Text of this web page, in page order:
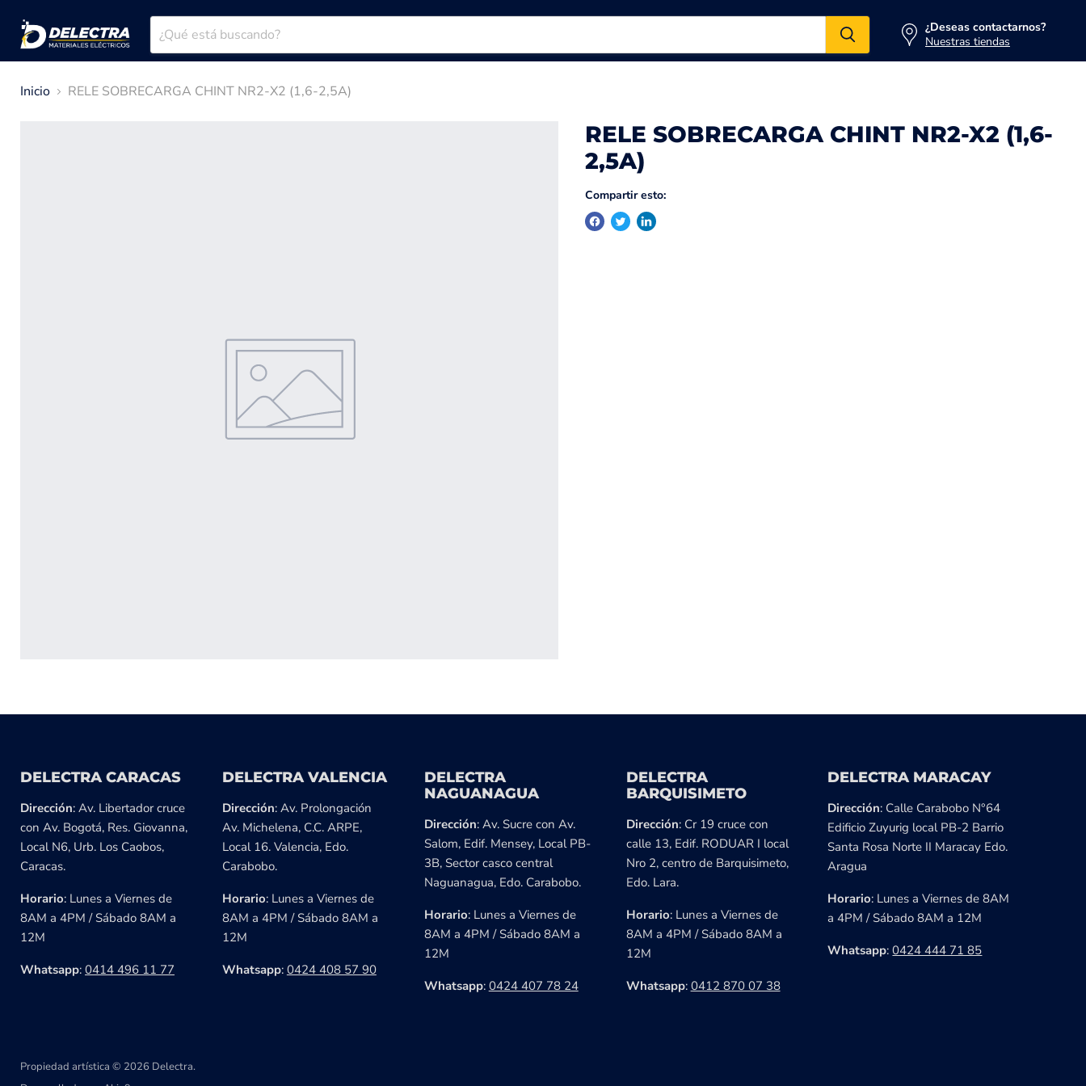
¿Deseas contactarnos?
Nuestras tiendas
Inicio RELE SOBRECARGA CHINT NR2-X2 (1,6-2,5A)
RELE SOBRECARGA CHINT NR2-X2 (1,6-
2,5A)
Compartir esto:
DELECTRA CARACAS
Dirección: Av. Libertador cruce
con Av. Bogotá, Res. Giovanna,
Local N6, Urb. Los Caobos,
Caracas.
Horario: Lunes a Viernes de
8AM a 4PM / Sábado 8AM a
12M
Whatsapp: 0414 496 11 77
DELECTRA VALENCIA
Dirección: Av. Prolongación
Av. Michelena, C.C. ARPE,
Local 16. Valencia, Edo.
Carabobo.
Horario: Lunes a Viernes de
8AM a 4PM / Sábado 8AM a
12M
Whatsapp: 0424 408 57 90
DELECTRA
NAGUANAGUA
Dirección: Av. Sucre con Av.
Salom, Edif. Mensey, Local PB-
3B, Sector casco central
Naguanagua, Edo. Carabobo.
Horario: Lunes a Viernes de
8AM a 4PM / Sábado 8AM a
12M
Whatsapp: 0424 407 78 24
DELECTRA
BARQUISIMETO
Dirección: Cr 19 cruce con
calle 13, Edif. RODUAR I local
Nro 2, centro de Barquisimeto,
Edo. Lara.
Horario: Lunes a Viernes de
8AM a 4PM / Sábado 8AM a
12M
Whatsapp: 0412 870 07 38
DELECTRA MARACAY
Dirección: Calle Carabobo N°64
Edificio Zuyurig local PB-2 Barrio
Santa Rosa Norte II Maracay Edo.
Aragua
Horario: Lunes a Viernes de 8AM
a 4PM / Sábado 8AM a 12M
Whatsapp:0424 444 71 85
Propiedad artística © 2026 Delectra.